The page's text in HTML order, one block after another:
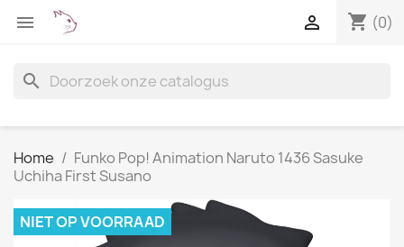
 shopping_cart (0)

search
Home
Funko Pop! Animation Naruto 1436 Sasuke
Uchiha First Susano
NIET OP VOORRAAD